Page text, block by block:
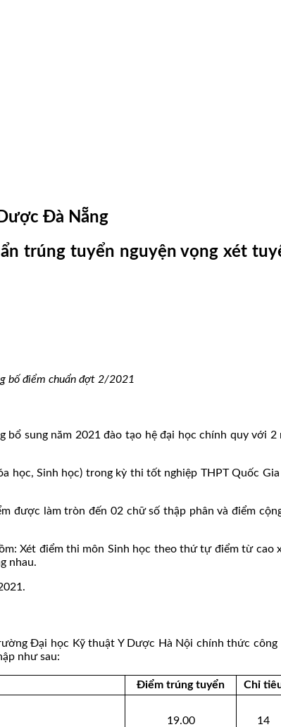
Đà Nẵng
trúng tuyển nguyện vọng xét
bố điểm chuẩn đợt 2/2021
sung năm 2021 đào tạo hệ đại học chính quy với
Sinh học) trong kỳ thi tốt nghiệp THPT Quốc
được làm tròn đến 02 chữ số thập phân và điểm
Xét điểm thi môn Sinh học theo thứ tự điểm từ cao
nhau.
Đại học Kỹ thuật Y Dược Hà Nội chính thức
như sau:
Điểm trúng tuyển Chỉ
19.00 14